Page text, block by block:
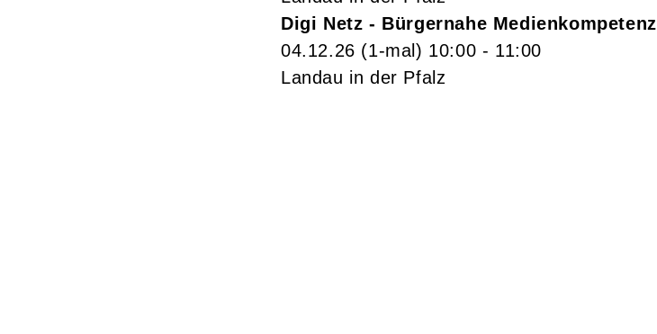
Digi Netz - Bürgernahe Medienkompetenz
04.12.26 (1-mal) 10:00 - 11:00
Landau in der Pfalz